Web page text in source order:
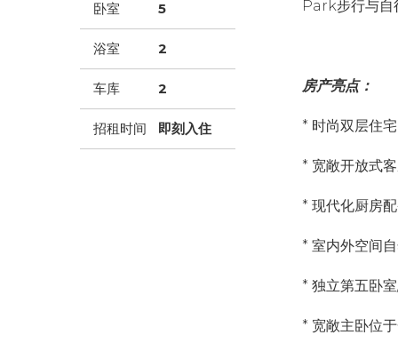
卧室 5
浴室 2
车库 2
招租时间 即刻入住
Park步行与自
房产亮点：
* 时尚双层住
* 宽敞开放式
* 现代化厨房
* 室内外空间
* 独立第五卧
* 宽敞主卧位